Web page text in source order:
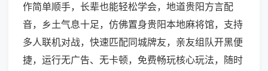
作简单顺手，长辈也能轻松学会，地道贵阳方言配
音，乡土气息十足，仿佛置身贵阳本地麻将馆，支持
多人联机对战，快速匹配同城牌友，亲友组队开黑便
捷，运行无广告、无卡顿，免费畅玩核心玩法，随时